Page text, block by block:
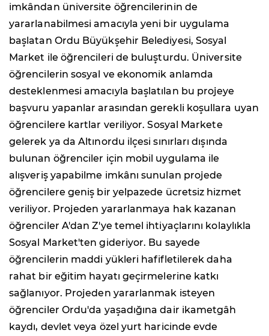
imkândan üniversite öğrencilerinin de
yararlanabilmesi amacıyla yeni bir uygulama
başlatan Ordu Büyükşehir Belediyesi, Sosyal
Market ile öğrencileri de buluşturdu. Üniversite
öğrencilerin sosyal ve ekonomik anlamda
desteklenmesi amacıyla başlatılan bu projeye
başvuru yapanlar arasından gerekli koşullara uyan
öğrencilere kartlar veriliyor. Sosyal Markete
gelerek ya da Altınordu ilçesi sınırları dışında
bulunan öğrenciler için mobil uygulama ile
alışveriş yapabilme imkânı sunulan projede
öğrencilere geniş bir yelpazede ücretsiz hizmet
veriliyor. Projeden yararlanmaya hak kazanan
öğrenciler A'dan Z'ye temel ihtiyaçlarını kolaylıkla
Sosyal Market'ten gideriyor. Bu sayede
öğrencilerin maddi yükleri hafifletilerek daha
rahat bir eğitim hayatı geçirmelerine katkı
sağlanıyor. Projeden yararlanmak isteyen
öğrenciler Ordu'da yaşadığına dair ikametgâh
kaydı, devlet veya özel yurt haricinde evde